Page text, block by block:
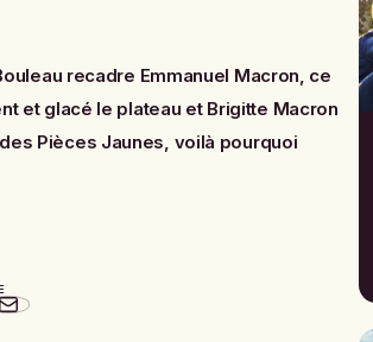
recadre Emmanuel Macron, ce
et glacé le plateau et Brigitte Macron
Pièces Jaunes, voilà pourquoi